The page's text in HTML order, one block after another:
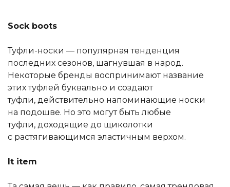
Sock boots
Туфли-носки — популярная тенденция
последних сезонов, шагнувшая в народ.
Некоторые бренды воспринимают название
этих туфлей буквально и создают
туфли, действительно напоминающие носки
на подошве. Но это могут быть любые
туфли, доходящие до щиколотки
с растягивающимся эластичным верхом.
It item